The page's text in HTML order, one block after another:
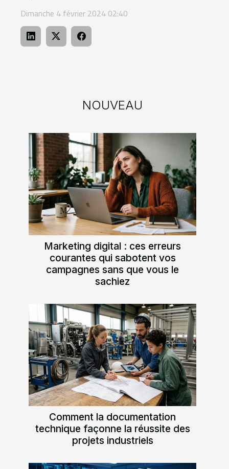
NOUVEAU
Marketing digital : ces erreurs
courantes qui sabotent vos
campagnes sans que vous le
sachiez
Comment la documentation
technique façonne la réussite des
projets industriels
Dimanche 4 février 2024 02:40